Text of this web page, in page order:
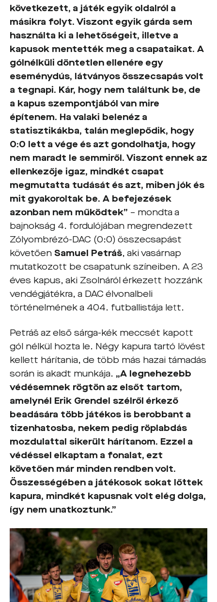
következett, a játék egyik oldalról a
másikra folyt. Viszont egyik gárda sem
használta ki a lehetőségeit, illetve a
kapusok mentették meg a csapataikat. A
gólnélküli döntetlen ellenére egy
eseménydús, látványos összecsapás volt
a tegnapi. Kár, hogy nem találtunk be, de
a kapus szempontjából van mire
építenem. Ha valaki belenéz a
statisztikákba, talán meglepődik, hogy
0:0 lett a vége és azt gondolhatja, hogy
nem maradt le semmiről. Viszont ennek az
ellenkezője igaz, mindkét csapat
megmutatta tudását és azt, miben jók és
mit gyakoroltak be. A befejezések
azonban nem működtek” – mondta a
bajnokság 4. fordulójában megrendezett
Zólyombrézó-DAC (0:0) összecsapást
követően Samuel Petráš, aki vasárnap
mutatkozott be csapatunk színeiben. A 23
éves kapus, aki Zsolnáról érkezett hozzánk
vendégjátékra, a DAC élvonalbeli
történelmének a 404. futballistája lett.
Petráš az első sárga-kék meccsét kapott
gól nélkül hozta le. Négy kapura tartó lövést
kellett hárítania, de több más hazai támadás
során is akadt munkája. „A legnehezebb
védésemnek rögtön az elsőt tartom,
amelynél Erik Grendel szélről érkező
beadására több játékos is berobbant a
tizenhatosba, nekem pedig röplabdás
mozdulattal sikerült hárítanom. Ezzel a
védéssel elkaptam a fonalat, ezt
követően már minden rendben volt.
Összességében a játékosok sokat lőttek
kapura, mindkét kapusnak volt elég dolga,
így nem unatkoztunk.”